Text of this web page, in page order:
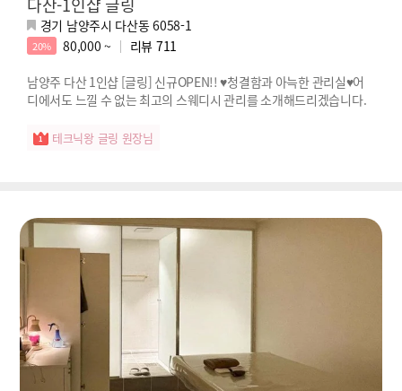
다산-1인샵 글링
경기 남양주시 다산동 6058-1
20% 80,000 ~ 리뷰 711
남양주 다산 1인샵 [글링] 신규OPEN!! ♥청결함과 아늑한 관리실♥어
디에서도 느낄 수 없는 최고의 스웨디시 관리를 소개해드리겠습니다.
테크닉왕 글링 원장님